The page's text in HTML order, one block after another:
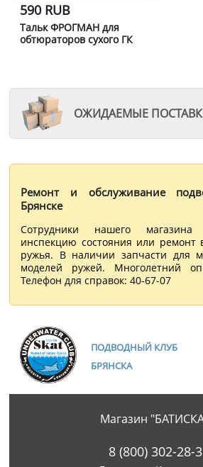
590 RUB
Тальк ФРОГМАН для
обтюраторов сухого ГК
ОЖИДАЕМЫЕ
Ремонт и обслуживание
Брянске
Сотрудники нашего магазина
инспекцию состояния или ремонт
ружья. В наличии запчасти для
моделей ружей. Многолетний
Телефон для справок: 40-67-07
ПОДВОДНЫЙ КЛУБ
БРЯНСКА
Магазин
8 (800) 302-28-